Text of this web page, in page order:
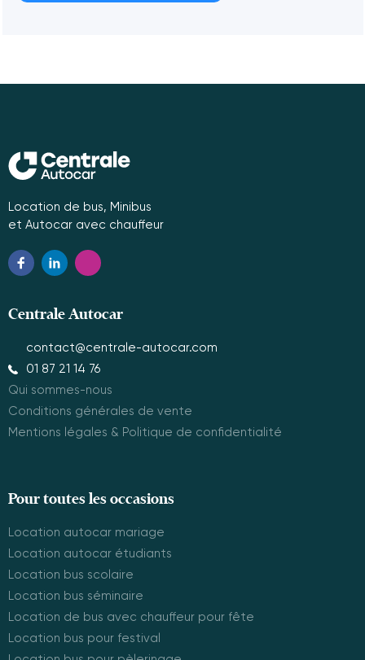
Location de bus, Minibus
et Autocar avec chauffeur
Centrale Autocar
contact@centrale-autocar.com
01 87 21 14 76
Qui sommes-nous
Conditions générales de vente
Mentions légales & Politique de confidentialité
Pour toutes les occasions
Location autocar mariage
Location autocar étudiants
Location bus scolaire
Location bus séminaire
Location de bus avec chauffeur pour fête
Location bus pour festival